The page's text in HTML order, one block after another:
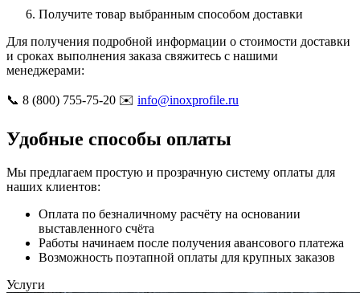
Получите товар выбранным способом доставки
Для получения подробной информации о стоимости доставки
и сроках выполнения заказа свяжитесь с нашими
менеджерами:
📞 8 (800) 755-75-20 ✉️ info@inoxprofile.ru
Удобные способы оплаты
Мы предлагаем простую и прозрачную систему оплаты для
наших клиентов:
Оплата по безналичному расчёту на основании
выставленного счёта
Работы начинаем после получения авансового платежа
Возможность поэтапной оплаты для крупных заказов
Услуги